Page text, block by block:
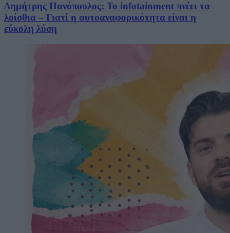
Δημήτρης Πανόπουλος: Το infotainment πνέει τα
λοίσθια – Γιατί η αυτοαναφορικότητα είναι η
εύκολη λύση